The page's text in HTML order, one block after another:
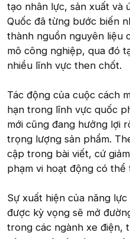
tạo nhân lực, sản xuất và
Quốc đã từng bước biến
thành nguồn nguyên liệu
mô công nghiệp, qua đó
nhiều lĩnh vực then chốt.
Tác động của cuộc cách
hạn trong lĩnh vực quốc
mới cũng đang hưởng lợi
trọng lượng sản phẩm.
cập trong bài viết, cứ
phạm vi hoạt động có thể
Sự xuất hiện của năng
được kỳ vọng sẽ mở
trong các ngành xe điện,